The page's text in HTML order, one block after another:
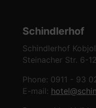
Schindlerhof
Schindlerhof
Steinacher Str. 6-
Phone: 0911 - 93
E-mail: